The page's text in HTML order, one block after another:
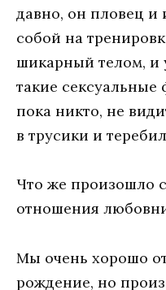
давно, он пловец и
собой на
шикарный телом, и
такие сексуальные
пока никто, не
в трусики и
Что же произошло
отношения
Мы очень хорошо
рождение, но